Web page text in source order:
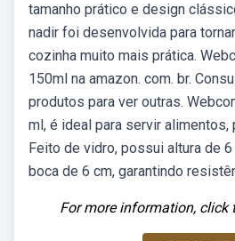
tamanho prático e design
nadir foi desenvolvida para
cozinha muito mais prática.
150ml na amazon. com. br.
produtos para ver outras.
ml, é ideal para servir alimentos,
Feito de vidro, possui altura de
boca de 6 cm, garantindo
For more information, click